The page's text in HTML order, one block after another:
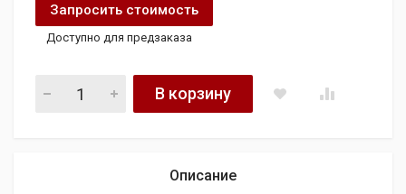
Запросить стоимость
Доступно для предзаказа
Разборка BMW E60 E65 E70 64119115220 quantity
В корзину
Описание